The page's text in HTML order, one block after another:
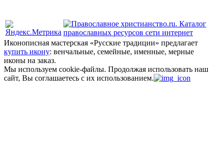
Иконописная мастерская «Русские традиции» предлагает
купить икону: венчальные, семейные, именные, мерные
иконы на заказ.
Мы используем cookie-файлы. Продолжая использовать наш
сайт, Вы соглашаетесь с их использованием.